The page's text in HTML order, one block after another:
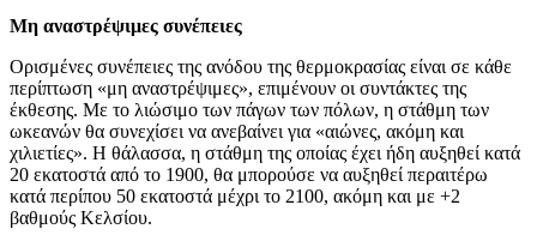
Μη αναστρέψιμες συνέπειες
Ορισμένες συνέπειες της ανόδου της θερμοκρασίας είναι σε κάθε
περίπτωση «μη αναστρέψιμες», επιμένουν οι συντάκτες της
έκθεσης. Με το λιώσιμο των πάγων των πόλων, η στάθμη των
ωκεανών θα συνεχίσει να ανεβαίνει για «αιώνες, ακόμη και
χιλιετίες». Η θάλασσα, η στάθμη της οποίας έχει ήδη αυξηθεί κατά
20 εκατοστά από το 1900, θα μπορούσε να αυξηθεί περαιτέρω
κατά περίπου 50 εκατοστά μέχρι το 2100, ακόμη και με +2
βαθμούς Κελσίου.